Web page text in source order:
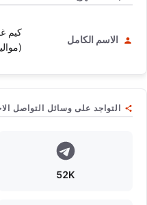
الاسم الكامل
كيم
(مواليد 2 يوليو
التواجد على وسائل التواصل
52K